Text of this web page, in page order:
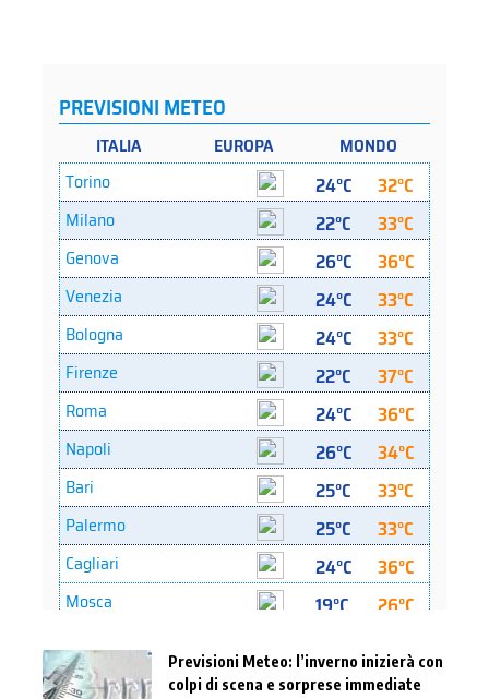
Previsioni Meteo: l’inverno inizierà con
colpi di scena e sorprese immediate